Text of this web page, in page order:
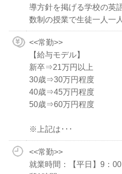
導方針を掲げる学校の英
数制の授業で生徒一人一
<<常勤>>
【給与モデル】
新卒⇒21万円以上
30歳⇒30万円程度
40歳⇒45万円程度
50歳⇒60万円程度
※上記は･･･
<<常勤>>
就業時間：【平日】9：